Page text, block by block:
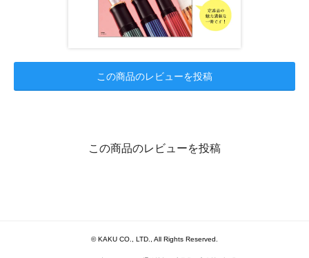
この商品のレビューを投稿
この商品のレビューを投稿
© KAKU CO., LTD., All Rights Reserved.